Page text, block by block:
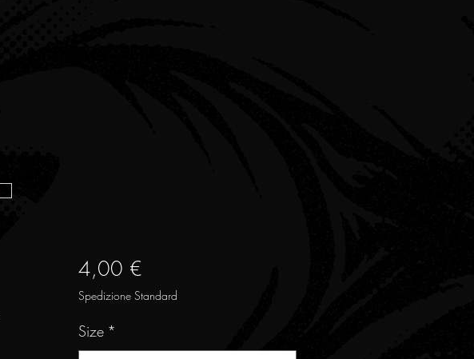
4,00 €Preis
Spedizione Standard
Size *